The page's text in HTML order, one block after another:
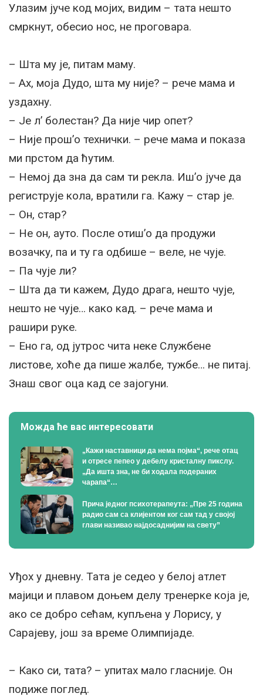
Улазим јуче код мојих, видим – тата нешто
смркнут, обесио нос, не проговара.
– Шта му је, питам маму.
– Ах, моја Дудо, шта му није? – рече мама и
уздахну.
– Је л’ болестан? Да није чир опет?
– Није прош’о технички. – рече мама и показа
ми прстом да ћутим.
– Немој да зна да сам ти рекла. Иш’о јуче да
региструје кола, вратили га. Кажу – стар је.
– Он, стар?
– Не он, ауто. После отиш’о да продужи
возачку, па и ту га одбише – веле, не чује.
– Па чује ли?
– Шта да ти кажем, Дудо драга, нешто чује,
нешто не чује… како кад. – рече мама и
рашири руке.
– Ено га, од јутрос чита неке Службене
листове, хоће да пише жалбе, тужбе… не питај.
Знаш свог оца кад се зајогуни.
Можда ће вас интересовати
„Кажи наставници да нема појма“, рече отац
и отресе пепео у дебелу кристалну пикслу.
„Да ишта зна, не би ходала подераних
чарапа“…
Прича једног психотерапеута: „Пре 25 година
радио сам са клијентом ког сам тад у својој
глави називао најдосаднијим на свету”
Уђох у дневну. Тата је седео у белој атлет
мајици и плавом доњем делу тренерке која је,
ако се добро сећам, купљена у Лорису, у
Сарајеву, још за време Олимпијаде.
– Како си, тата? – упитах мало гласније. Он
подиже поглед.